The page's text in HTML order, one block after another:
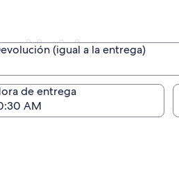
Unidos
(igual a la entrega)
(igual a la entrega)
de entrega